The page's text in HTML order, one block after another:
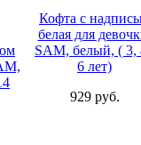
Кофта с
белая для
SAM, белый, ( 3,
6 лет)
929 руб.